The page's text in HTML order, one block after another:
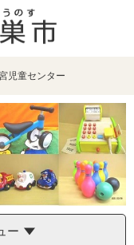
児童センター
ー